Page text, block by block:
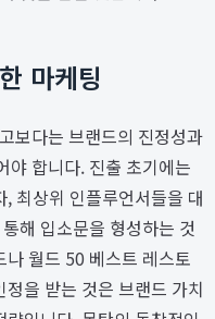
마케팅
보다는 브랜드의 진정성과
야 합니다. 진출 초기에는
최상위 인플루언서들을 대
해 입소문을 형성하는 것
월드 50 베스트 레스토
을 받는 것은 브랜드 가치